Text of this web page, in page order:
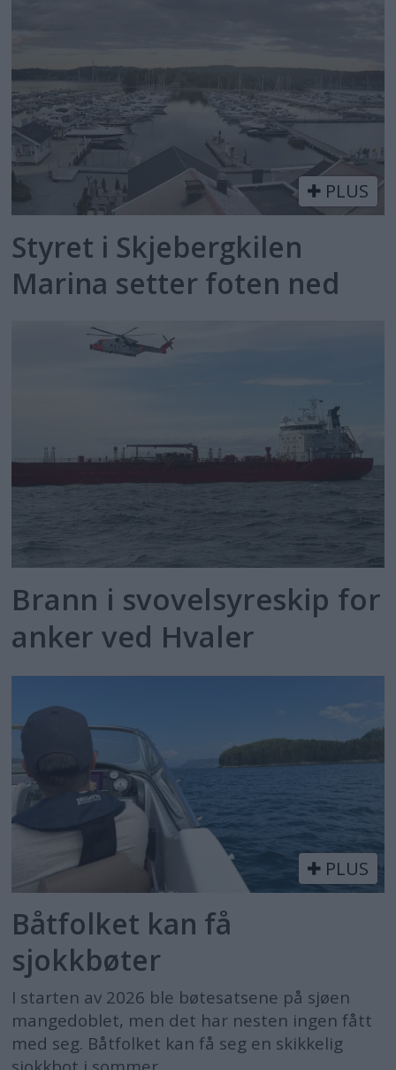
PLUS
Styret i Skjebergkilen
Marina setter foten ned
Brann i svovelsyreskip for
anker ved Hvaler
PLUS
Båtfolket kan få
sjokkbøter
I starten av 2026 ble bøtesatsene på sjøen
mangedoblet, men det har nesten ingen fått
med seg. Båtfolket kan få seg en skikkelig